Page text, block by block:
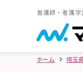
看護師・看護
ホーム 埼玉